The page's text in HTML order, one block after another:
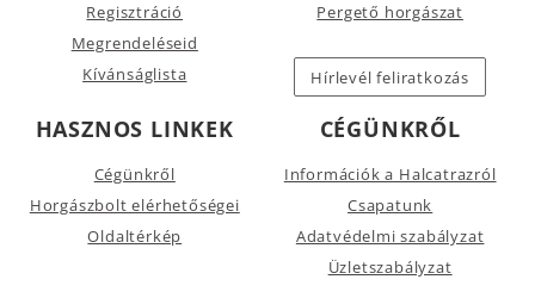
Regisztráció
Megrendeléseid
Kívánságlista
Pergető horgászat
Hírlevél feliratkozás
HASZNOS LINKEK
Cégünkről
Horgászbolt elérhetőségei
Oldaltérkép
CÉGÜNKRŐL
Információk a Halcatrazról
Csapatunk
Adatvédelmi szabályzat
Üzletszabályzat